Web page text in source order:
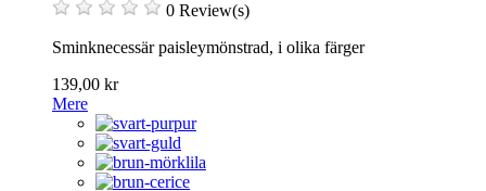
0 Review(s)
Sminknecessär paisleymönstrad, i olika färger
139,00 kr
Mere